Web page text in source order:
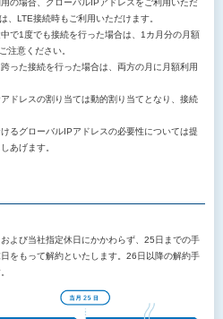
の場合、グローバルIPアドレスをご利用いただ
、LTE接続時もご利用いただけます。
で1度でも接続を行った場合は、1カ月分の月額
注意ください。
った接続を行った場合は、両方の月に月額利用
ドレスの割り当ては動的割り当てとなり、接続
るグローバルIPアドレスの必要性については提
あげます。
よび当社指定休日にかかわらず、25日までの手
をもって解約といたします。26日以降の解約手